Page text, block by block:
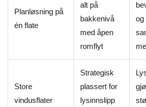
Planløsning på
én flate
alt på
bakkenivå
med åpen
romflyt
og
Store
vindusflater
Strategisk
plassert for
lysinnslipp